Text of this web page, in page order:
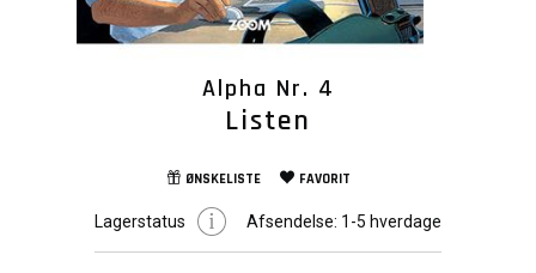
Alpha Nr. 4
Listen
ØNSKELISTE FAVORIT
Lagerstatus Afsendelse: 1-5 hverdage